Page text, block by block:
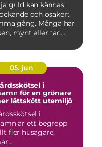
guld kan kännas
och osäkert
gång. Många har
mynt eller tac...
05. jun
i
för en grönare
lättskött utemiljö
i
är ett begrepp
fler husägare,